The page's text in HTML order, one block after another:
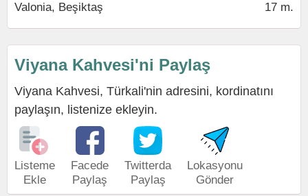
Valonia, Beşiktaş 17 m.
Viyana Kahvesi'ni Paylaş
Viyana Kahvesi, Türkali'nin adresini, kordinatını
paylaşın, listenize ekleyin.
Listeme
Ekle
Facede
Paylaş
Twitterda
Paylaş
Lokasyonu
Gönder